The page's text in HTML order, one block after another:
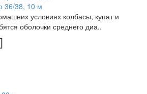
36/38, 10 м
условиях колбасы, купат и
оболочки среднего диа..